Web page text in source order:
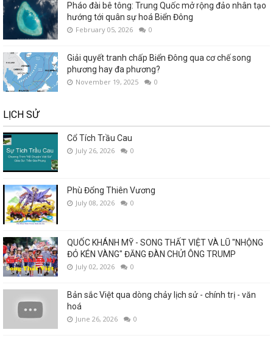
Pháo đài bê tông: Trung Quốc mở rộng đảo nhân tạo
hướng tới quân sự hoá Biển Đông
February 05, 2026 0
Giải quyết tranh chấp Biển Đông qua cơ chế song
phương hay đa phương?
November 19, 2025 0
LỊCH SỬ
Cổ Tích Trầu Cau
July 26, 2026 0
Phù Đổng Thiên Vương
July 08, 2026 0
QUỐC KHÁNH MỸ - SONG THẤT VIỆT VÀ LŨ "NHỘNG
ĐỎ KÉN VÀNG" ĐĂNG ĐÀN CHỬI ÔNG TRUMP
July 02, 2026 0
Bản sắc Việt qua dòng chảy lịch sử - chính trị - văn
hoá
June 26, 2026 0